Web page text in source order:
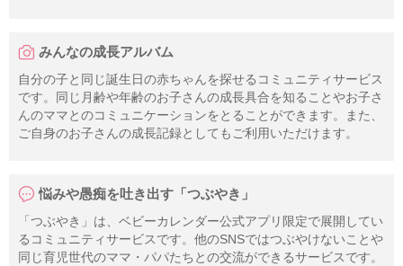
みんなの成長アルバム
自分の子と同じ誕生日の赤ちゃんを探せるコミュニティサービス
です。同じ月齢や年齢のお子さんの成長具合を知ることやお子さ
んのママとのコミュニケーションをとることができます。また、
ご自身のお子さんの成長記録としてもご利用いただけます。
悩みや愚痴を吐き出す「つぶやき」
「つぶやき」は、ベビーカレンダー公式アプリ限定で展開してい
るコミュニティサービスです。他のSNSではつぶやけないことや
同じ育児世代のママ・パパたちとの交流ができるサービスです。